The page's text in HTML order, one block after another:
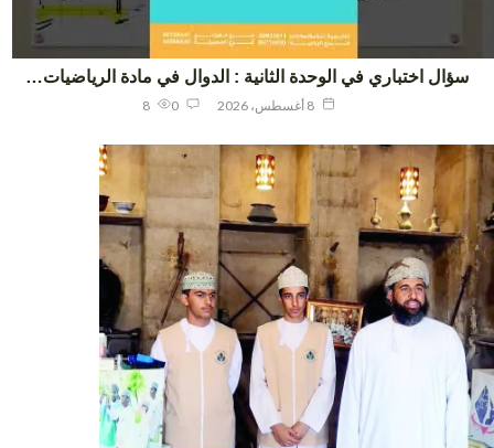
اختباري في الوحدة الثانية : الدوال في مادة الرياضيات…
8